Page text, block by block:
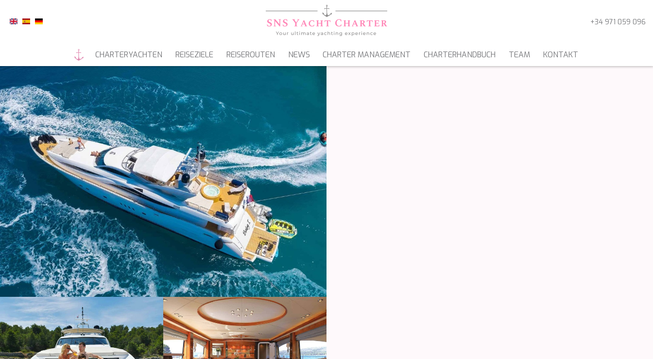
+34 971 059 096
CHARTERYACHTEN
MOTORYACHTEN SEGELYACHTEN GULETS & MOTORSEGLER KATAMARANE
REISEZIELE REISEROUTEN NEWS CHARTER MANAGEMENT CHARTERHANDBUCH TEAM KONTAKT
Cookies ändern